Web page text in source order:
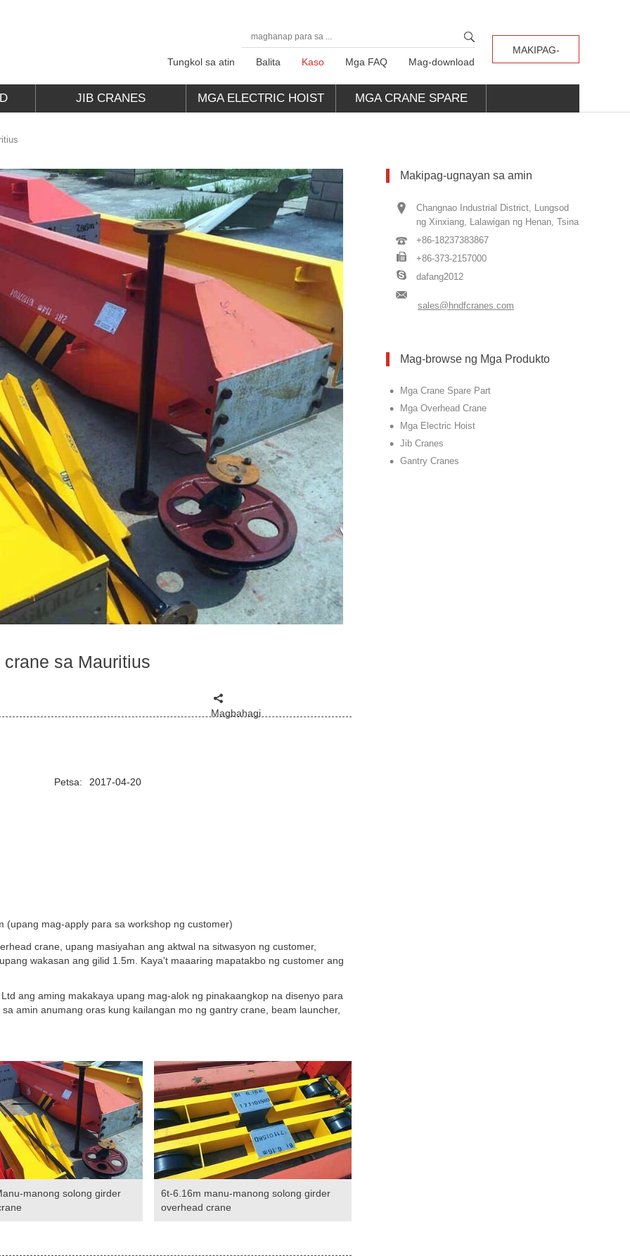
MAKIPAG-
Tungkol sa atin Balita Kaso Mga FAQ Mag-download
JIB CRANES MGA ELECTRIC HOIST MGA CRANE SPARE
sa Mauritius
Magbahagi
Petsa: 2017-04-20
(upang mag-apply para sa workshop ng customer)
crane, upang masiyahan ang aktwal na sitwasyon ng customer,
wakasan ang gilid 1.5m. Kaya't maaaring mapatakbo ng customer ang
ang aming makakaya upang mag-alok ng pinakaangkop na disenyo para
amin anumang oras kung kailangan mo ng gantry crane, beam launcher,
manong solong girder
6t-6.16m manu-manong solong girder
overhead crane
Makipag-ugnayan sa amin
Changnao Industrial District, Lungsod
ng Xinxiang, Lalawigan ng Henan, Tsina
+86-18237383867
+86-373-2157000
dafang2012
sales@hndfcranes.com
Mag-browse ng Mga Produkto
• Mga Crane Spare Part
• Mga Overhead Crane
• Mga Electric Hoist
• Jib Cranes
• Gantry Cranes